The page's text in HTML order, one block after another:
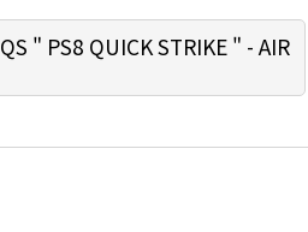
" PS8 QUICK STRIKE " - AIR